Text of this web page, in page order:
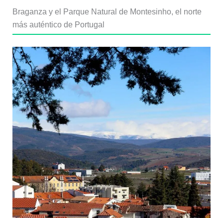
Braganza y el Parque Natural de Montesinho, el norte
más auténtico de Portugal